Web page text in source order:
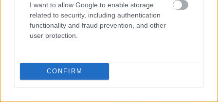
I want to allow Google to enable storage
related to security, including authentication
functionality and fraud prevention, and other
user protection.
CONFIRM